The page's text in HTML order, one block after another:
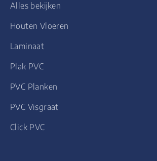
Alles bekijken
Houten Vloeren
Laminaat
Plak PVC
PVC Planken
PVC Visgraat
Click PVC